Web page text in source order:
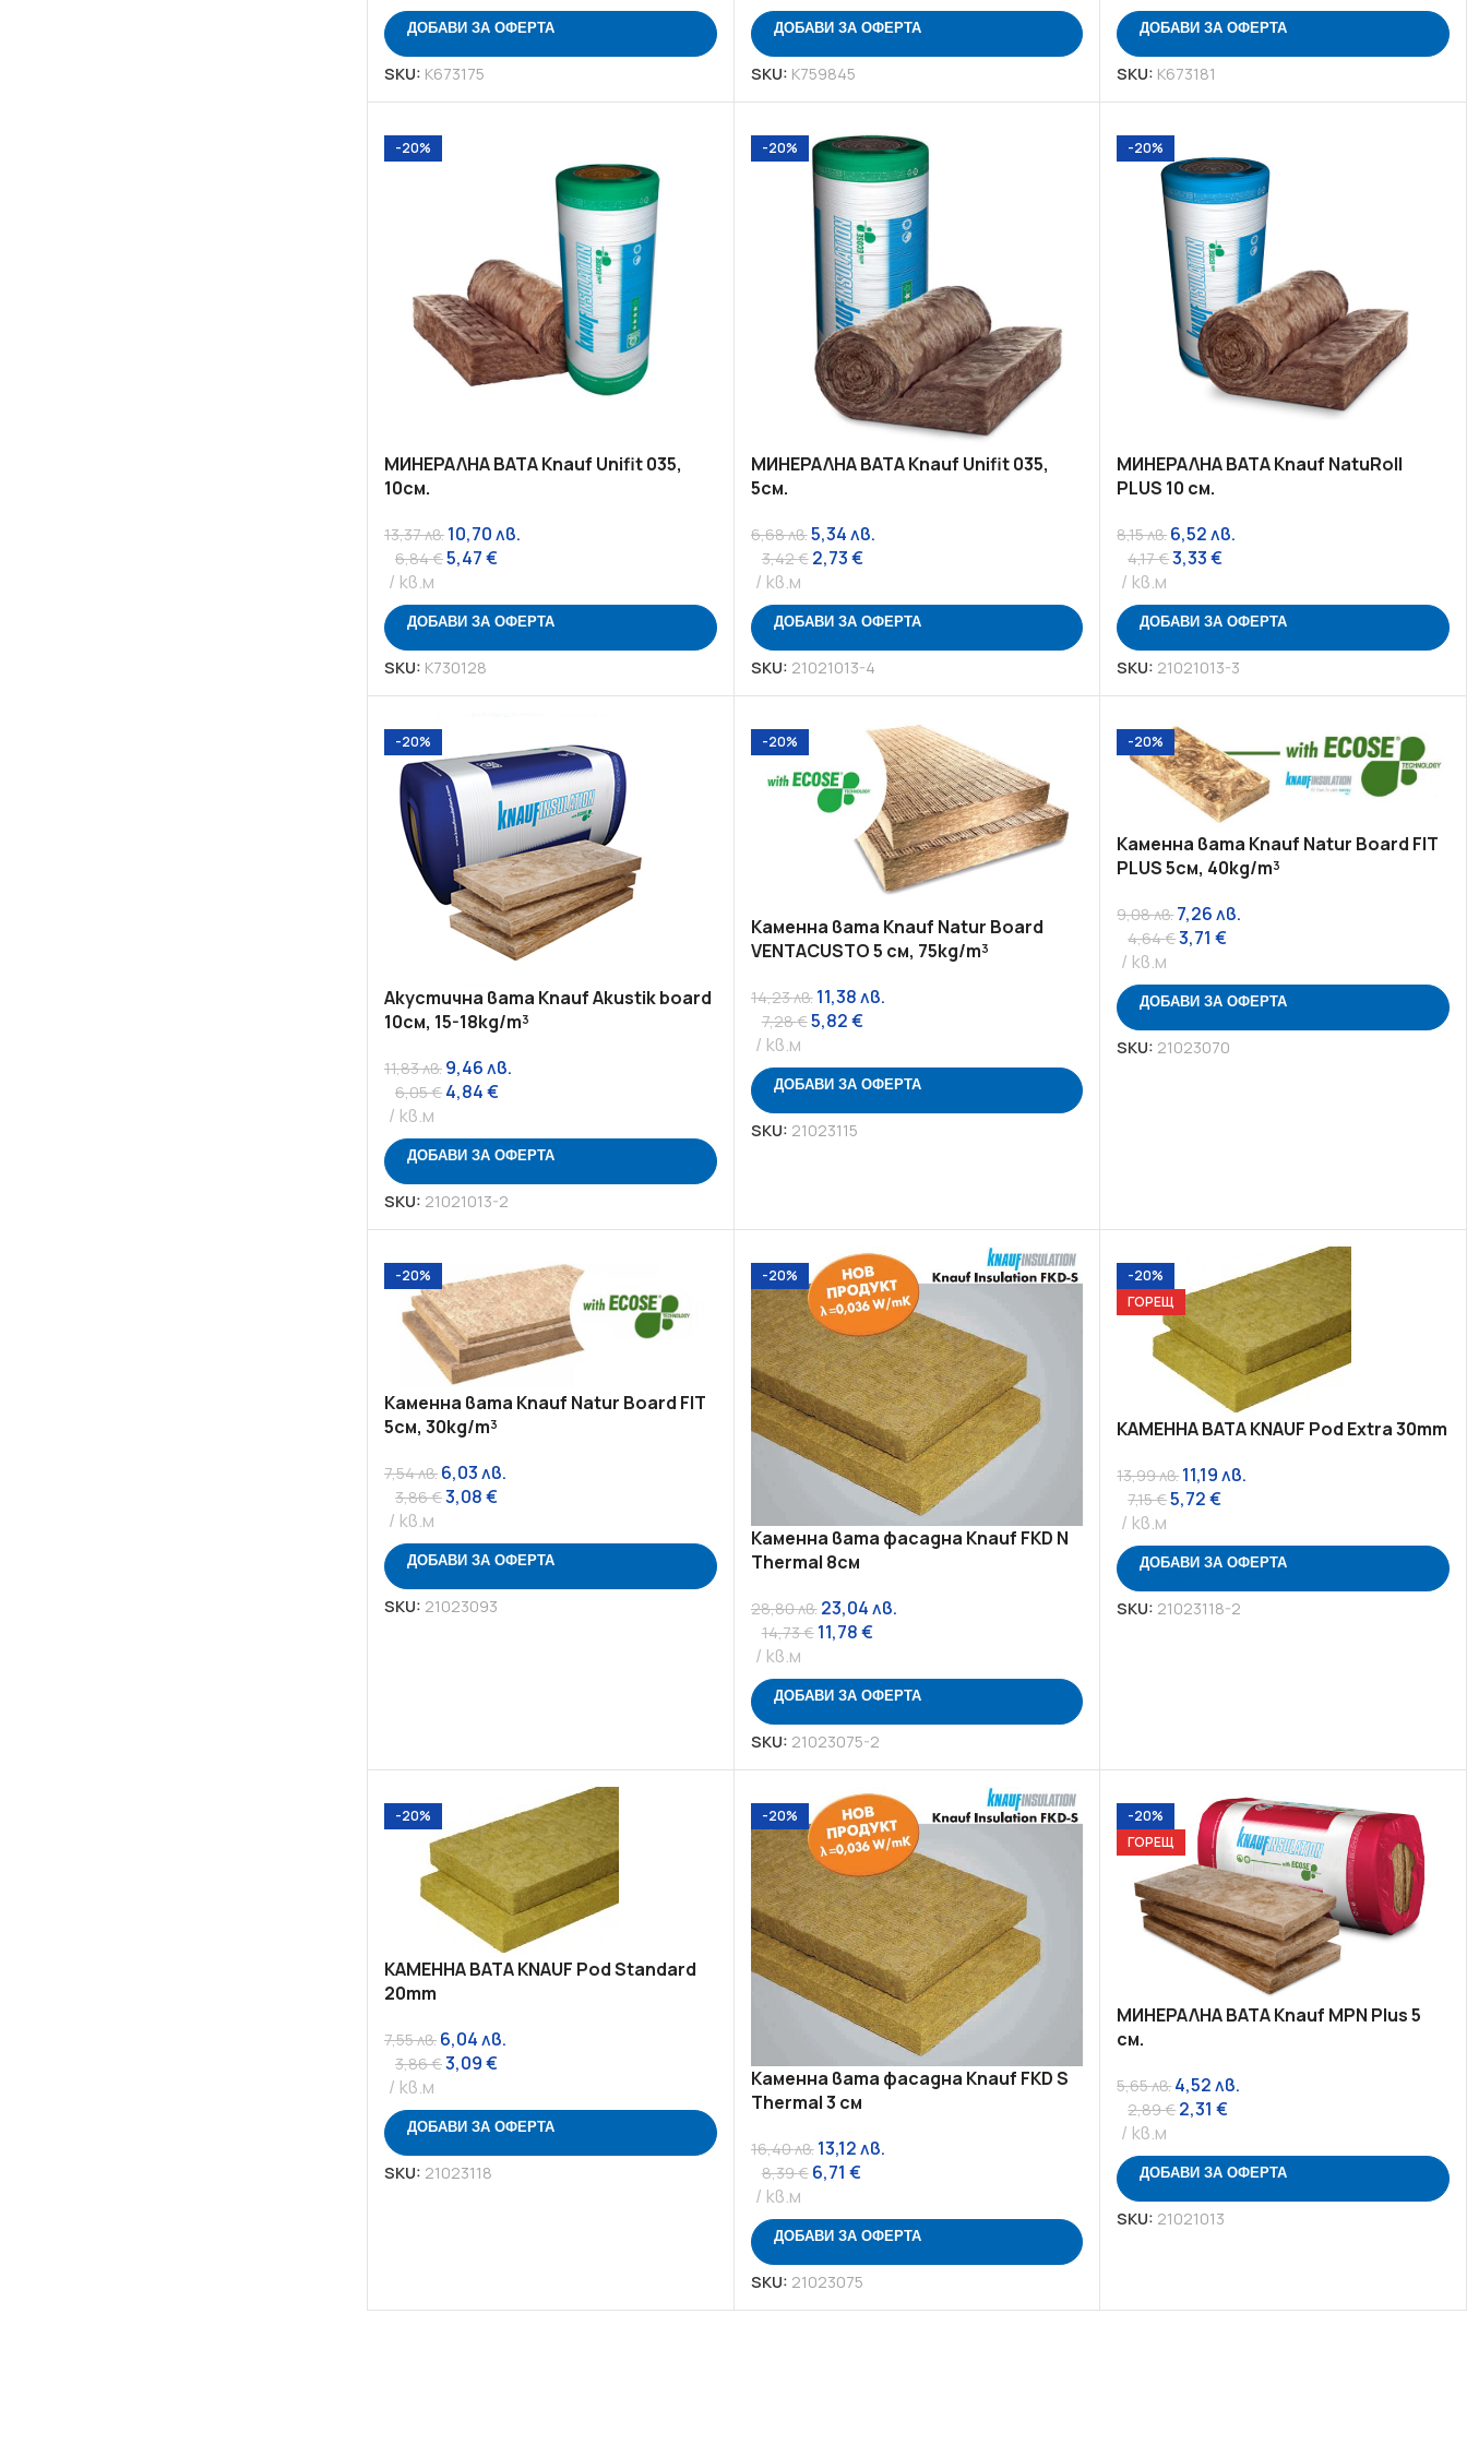
Лепила и шпакловки
Препарати и добавки
ГИПСОКАРТОН
НАЙ-ДОБРИТЕ ЦЕНИ В БЪЛГАРИЯ
ДОБАВИ ЗА ОФЕРТА
SKU: K673175
ДОБАВИ ЗА ОФЕРТА
SKU: K759845
ДОБАВИ ЗА ОФЕРТА
SKU: K673181
-20%
МИНЕРАЛНА ВАТА Knauf Unifit 035,
10см.
13,37лв. 10,70лв.
6,84€5,47€
кв.м
ДОБАВИ ЗА ОФЕРТА
SKU: K730128
-20%
МИНЕРАЛНА ВАТА Knauf Unifit 035,
5см.
6,68лв.5,34лв.
3,42€ 2,73€
кв.м
ДОБАВИ ЗА ОФЕРТА
SKU: 21021013-4
-20%
МИНЕРАЛНА ВАТА Knauf NatuRoll
PLUS 10 см.
8,15лв. 6,52лв.
4,17€3,33€
кв.м
ДОБАВИ ЗА ОФЕРТА
SKU: 21021013-3
-20%
Акустична вата Knauf Akustik board
10см, 15-18kg/m³
11,83лв. 9,46лв.
6,05€ 4,84€
кв.м
ДОБАВИ ЗА ОФЕРТА
SKU: 21021013-2
-20%
Каменна вата Knauf Natur Board
VENTACUSTO 5 см, 75kg/m³
14,23лв. 11,38лв.
7,28€5,82€
кв.м
ДОБАВИ ЗА ОФЕРТА
SKU: 21023115
-20%
Каменна вата Knauf Natur Board FIT
PLUS 5см, 40kg/m³
9,08лв. 7,26лв.
4,64€3,71€
кв.м
ДОБАВИ ЗА ОФЕРТА
SKU: 21023070
-20%
Каменна вата Knauf Natur Board FIT
5см, 30kg/m³
7,54лв. 6,03лв.
3,86€3,08€
кв.м
ДОБАВИ ЗА ОФЕРТА
SKU: 21023093
-20%
Каменна вата фасадна Knauf FKD N
Thermal 8см
28,80лв. 23,04лв.
14,73€ 11,78€
кв.м
ДОБАВИ ЗА ОФЕРТА
SKU: 21023075-2
-20%
ГОРЕЩ
КАМЕННА ВАТА KNAUF Pod Extra 30mm
13,99лв. 11,19лв.
7,15€5,72€
кв.м
ДОБАВИ ЗА ОФЕРТА
SKU: 21023118-2
-20%
КАМЕННА ВАТА KNAUF Pod Standard
20mm
7,55лв. 6,04лв.
3,86€3,09€
кв.м
ДОБАВИ ЗА ОФЕРТА
SKU: 21023118
-20%
Каменна вата фасадна Knauf FKD S
Thermal 3 см
16,40лв. 13,12лв.
8,39€ 6,71 €
кв.м
ДОБАВИ ЗА ОФЕРТА
SKU: 21023075
-20%
ГОРЕЩ
МИНЕРАЛНА ВАТА Knauf MPN Plus 5
см.
5,65лв. 4,52лв.
2,89€ 2,31€
кв.м
ДОБАВИ ЗА ОФЕРТА
SKU: 21021013